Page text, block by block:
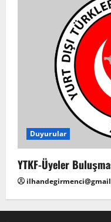
Duyurular
YTKF-Üyeler